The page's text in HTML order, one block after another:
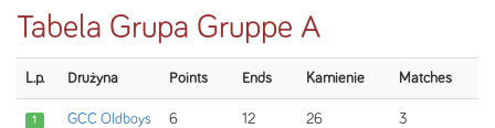
Tabela Grupa Gruppe A
L.p. Drużyna Points Ends Kamienie Matches
1 GCC Oldboys 6 12 26 3